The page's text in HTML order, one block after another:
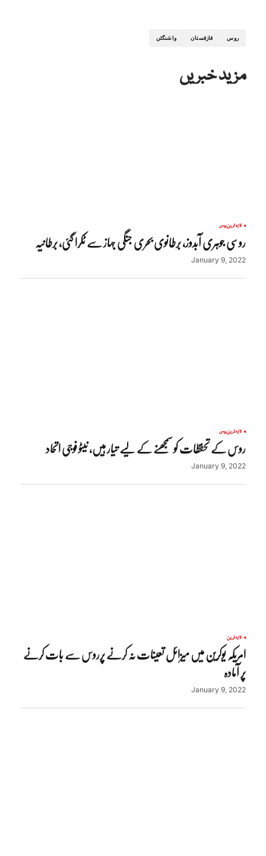
روس قازقستان واشنگٹن
مزید خبریں
تازہ ترینروس
روسی جوہری آبدوز، برطانوی بحری جنگی جہاز سے ٹکرا گئی، برطانیہ
January 9, 2022
تازہ ترینروس
روس کے تحفظات کو سمجھنے کے لیے تیار ہیں، نیٹو فوجی اتحاد
January 9, 2022
تازہ ترین
امریکہ یوکرین میں میزائل تعینات نہ کرنے پرروس سے بات کرنے
پر آمادہ
January 9, 2022